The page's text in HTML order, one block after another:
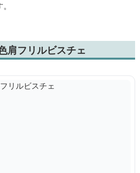
肩フリルビスチェ